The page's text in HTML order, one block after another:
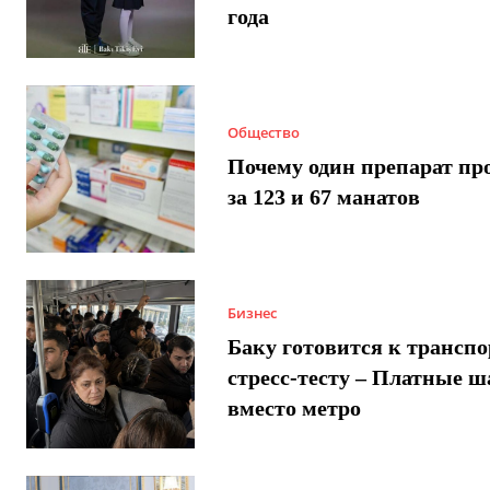
года
Общество
Почему один препарат
за 123 и 67 манатов
Бизнес
Баку готовится к
стресс-тесту – Платные
вместо метро